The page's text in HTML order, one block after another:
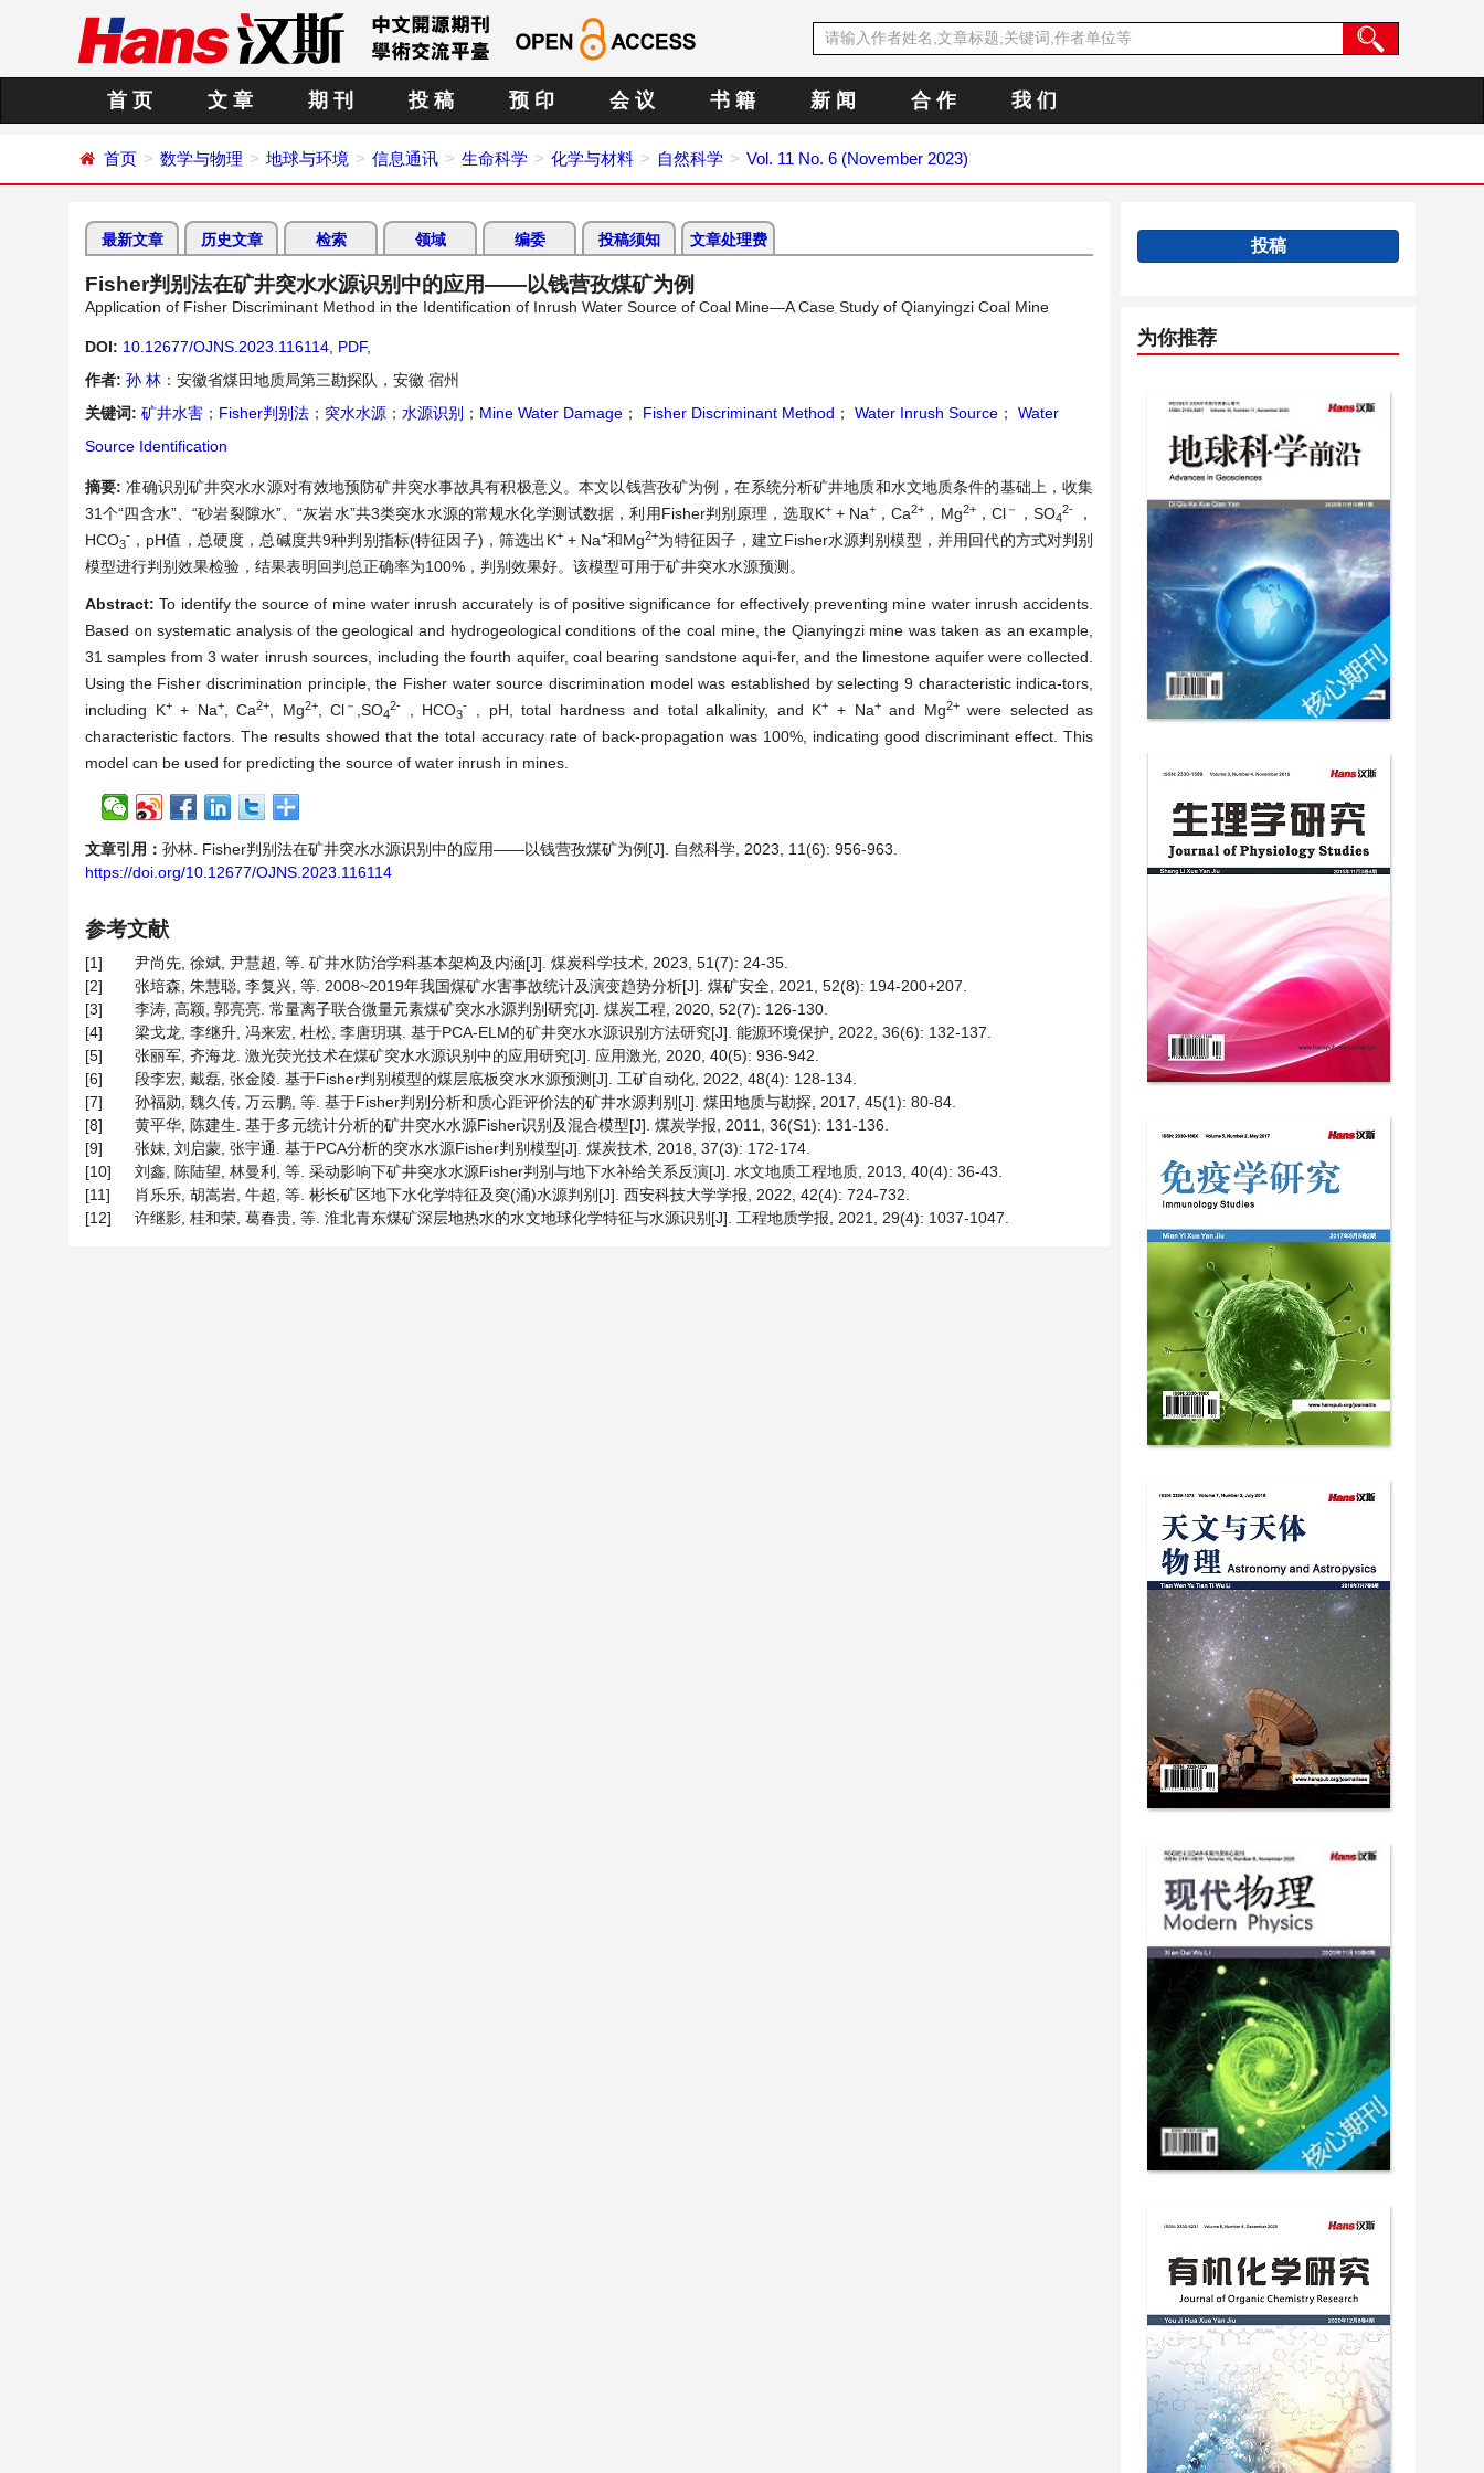
首 页 文 章 期 刊 投 稿 预 印 会 议 书 籍 新 闻 合 作 我 们
首页 数学与物理 地球与环境 信息通讯 生命科学 化学与材料 自然科学 Vol. 11 No. 6 (November 2023)
最新文章 历史文章 检索 领域 编委 投稿须知 文章处理费
Fisher判别法在矿井突水水源识别中的应用——以钱营孜煤矿为例
Application of Fisher Discriminant Method in the Identification of Inrush Water Source of Coal Mine—A Case Study of Qianyingzi Coal Mine
DOI: 10.12677/OJNS.2023.116114 PDF,
作者: 孙 林 ：安徽省煤田地质局第三勘探队，安徽 宿州
关键词: 矿井水害 ； Fisher判别法 ； 突水水源 ； 水源识别 ； Mine Water Damage ； Fisher Discriminant Method ； Water Inrush Source ；
Water
Source Identification
摘要:准确识别矿井突水水源对有效地预防矿井突水事故具有积极意义。本文以钱营孜矿为例，在系统分析矿井地质和水文地质条件的基础上，收集
31个“四含水”、“砂岩裂隙水”、“灰岩水”共3类突水水源的常规水化学测试数据，利用Fisher判别原理，选取K++ Na+ ，Ca2+ ，Mg2+，Cl－ ，SO4
2-
，
HCO3
- ， pH值，总硬度，总碱度共9种判别指标(特征因子)，筛选出K++ Na+和Mg2+为特征因子，建立Fisher水源判别模型，并用回代的方式对判别
模型进行判别效果检验，结果表明回判总正确率为100%，判别效果好。该模型可用于矿井突水水源预测。
Abstract:To identify the source of mine water inrush accurately is of positive significance for effectively preventing mine water inrush accidents.
Based on systematic analysis of the geological and hydrogeological conditions of the coal mine, the Qianyingzi mine was taken as an example,
31 samples from 3 water inrush sources, including the fourth aquifer, coal bearing sandstone aqui-fer, and the limestone aquifer were collected.
Using the Fisher discrimination principle, the Fisher water source discrimination model was established by selecting 9 characteristic indica-tors,
including K++ Na+, Ca2+ , Mg2+, Cl － ,SO4
2- HCO3
- , pH, total hardness and total alkalinity, and K+ + Na+and Mg2+were selected as
characteristic factors. The results showed that the total accuracy rate of back-propagation was 100%, indicating good discriminant effect. This
model can be used for predicting the source of water inrush in mines.
文章引用： 孙林. Fisher判别法在矿井突水水源识别中的应用——以钱营孜煤矿为例[J]. 自然科学, 2023, 11(6): 956-963.
https://doi.org/10.12677/OJNS.2023.116114
参考文献
[1]
尹尚先, 徐斌, 尹慧超, 等. 矿井水防治学科基本架构及内涵[J]. 煤炭科学技术, 2023, 51(7): 24-35.
[2]
张培森, 朱慧聪, 李复兴, 等. 2008~2019年我国煤矿水害事故统计及演变趋势分析[J]. 煤矿安全, 2021, 52(8): 194-200+207.
[3]
李涛, 高颖, 郭亮亮. 常量离子联合微量元素煤矿突水水源判别研究[J]. 煤炭工程, 2020, 52(7): 126-130.
[4]
梁戈龙, 李继升, 冯来宏, 杜松, 李唐玥琪. 基于PCA-ELM的矿井突水水源识别方法研究[J]. 能源环境保护, 2022, 36(6): 132-137.
[5]
张丽军, 齐海龙. 激光荧光技术在煤矿突水水源识别中的应用研究[J]. 应用激光, 2020, 40(5): 936-942.
[6]
段李宏, 戴磊, 张金陵. 基于Fisher判别模型的煤层底板突水水源预测[J]. 工矿自动化, 2022, 48(4): 128-134.
[7]
孙福勋, 魏久传, 万云鹏, 等. 基于Fisher判别分析和质心距评价法的矿井水源判别[J]. 煤田地质与勘探, 2017, 45(1): 80-84.
[8]
黄平华, 陈建生. 基于多元统计分析的矿井突水水源Fisher识别及混合模型[J]. 煤炭学报, 2011, 36(S1): 131-136.
[9]
张妹, 刘启蒙, 张宇通. 基于PCA分析的突水水源Fisher判别模型[J]. 煤炭技术, 2018, 37(3): 172-174.
[10]
刘鑫, 陈陆望, 林曼利, 等. 采动影响下矿井突水水源Fisher判别与地下水补给关系反演[J]. 水文地质工程地质, 2013, 40(4): 36-43.
[11]
肖乐乐, 胡嵩岩, 牛超, 等. 彬长矿区地下水化学特征及突(涌)水源判别[J]. 西安科技大学学报, 2022, 42(4): 724-732.
[12]
许继影, 桂和荣, 葛春贵, 等. 淮北青东煤矿深层地热水的水文地球化学特征与水源识别[J]. 工程地质学报, 2021, 29(4): 1037-1047.
投稿
为你推荐